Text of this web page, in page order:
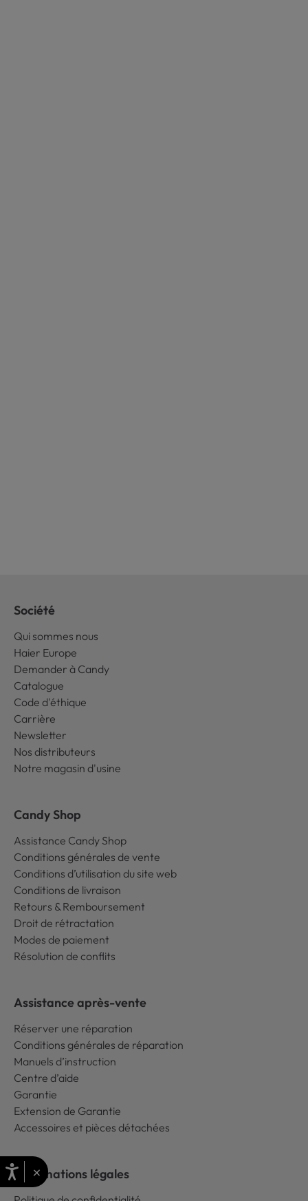
Société
Qui sommes nous
Haier Europe
Demander à Candy
Catalogue
Code d'éthique
Carrière
Newsletter
Nos distributeurs
Notre magasin d'usine
Candy Shop
Assistance Candy Shop
Conditions générales de vente
Conditions d’utilisation du site web
Conditions de livraison
Retours & Remboursement
Droit de rétractation
Modes de paiement
Résolution de conflits
Assistance après-vente
Réserver une réparation
Conditions générales de réparation
Manuels d’instruction
Centre d’aide
Garantie
Extension de Garantie
Accessoires et pièces détachées
Informations légales
×